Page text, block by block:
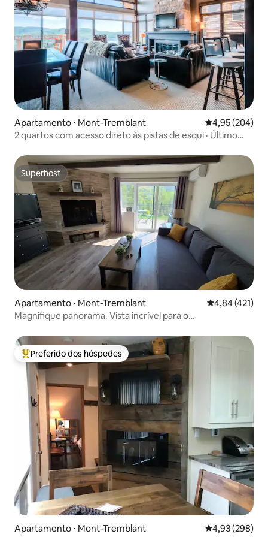
Apartamento ⋅ Mont-Tremblant 4,95 de uma
4,95 (204)
2 quartos com acesso direto às pistas de esqui · Último
Superhost
Superhost
Apartamento ⋅ Mont-Tremblant 4,84 de uma
4,84 (421)
Magnifique panorama. Vista incrível para o
Entre os melhores preferidos dos hóspedes
Preferido dos hóspedes
Apartamento ⋅ Mont-Tremblant 4,93 de uma
4,93 (298)